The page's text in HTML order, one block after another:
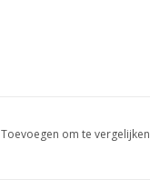
Toevoegen om te vergelijken